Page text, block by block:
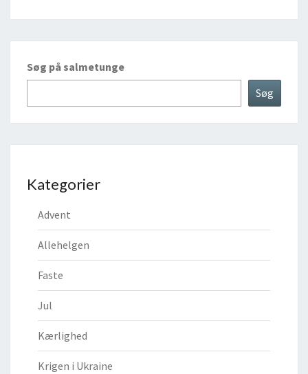
Søg på salmetunge
Søg
Kategorier
Advent
Allehelgen
Faste
Jul
Kærlighed
Krigen i Ukraine